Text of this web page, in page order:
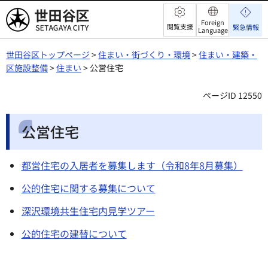
世田谷区 閲覧支援
Foreign
Language 緊急情報
世田谷区トップページ >住まい・街づくり・環境>住まい・建築・
区施設整備>住まい > 公営住宅
ページID 12550
公営住宅
都営住宅の入居者を募集します（令和8年8月募集）
公的住宅に関する募集について
深沢環境共生住宅内見学ツアー
公的住宅の建替について